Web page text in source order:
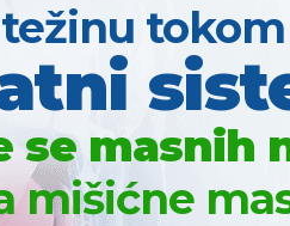
se masnih
mišićne